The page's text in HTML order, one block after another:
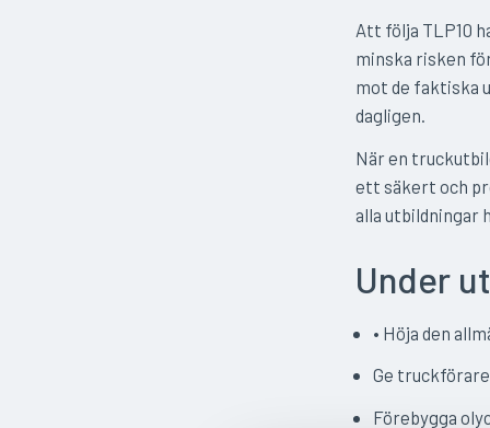
Att följa TLP10
minska risken
mot de faktiska
dagligen.
När en
ett säkert och
alla utbildningar
Under
• Höja den
Ge
Förebygga